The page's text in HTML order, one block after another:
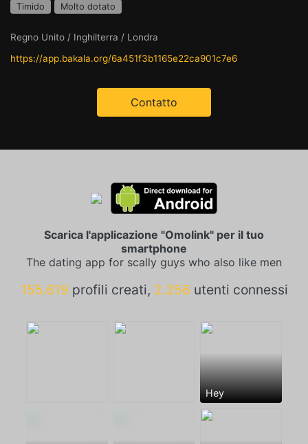
Timido
Molto dotato
Regno Unito / Inghilterra / Londra
https://app.bakala.org/6a451f3b1165e22ca901c7e6
Contatto
Scarica l'applicazione "Omolink" per il tuo
smartphone
The dating app for scally guys who also like men
155.619 profili creati, 2.256 utenti connessi
Hey